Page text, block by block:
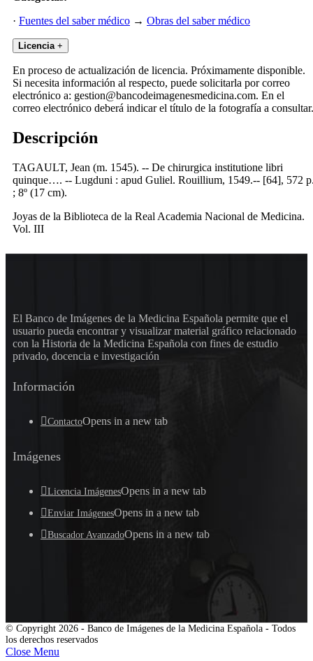
· Fuentes del saber médico → Obras del saber médico
Licencia +
En proceso de actualización de licencia. Próximamente disponible.
Si necesita información al respecto, puede solicitarla por correo
electrónico a: gestion@bancodeimagenesmedicina.com. En el
correo electrónico deberá indicar el título de la fotografía a consultar.
Descripción
TAGAULT, Jean (m. 1545). -- De chirurgica institutione libri
quinque…. -- Lugduni : apud Guliel. Rouillium, 1549.-- [64], 572
; 8º (17 cm).
Joyas de la Biblioteca de la Real Academia Nacional de Medicina.
Vol. III
El Banco de Imágenes de la Medicina Española permite que el
usuario pueda encontrar y visualizar material gráfico relacionado
con la Historia de la Medicina Española con fines de estudio
privado, docencia e investigación
Información
ContactoOpens in a new tab
Imágenes
Licencia ImágenesOpens in a new tab
Enviar ImágenesOpens in a new tab
Buscador AvanzadoOpens in a new tab
© Copyright 2026 - Banco de Imágenes de la Medicina Española - Todos
los derechos reservados
Close Menu